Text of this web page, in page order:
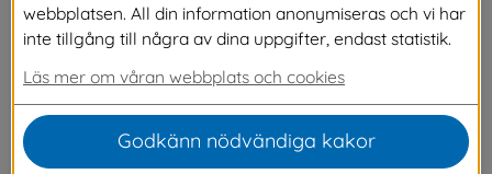
I vissa fall kan det finnas behov av att få tillsyn
före och efter skoldagen samt under skolloven
förlängning av fritidsverksamheten som
vanligtvis upphör vid 12 års ålder. Insatsen är till
webbplatsen. All din information anonymiseras och vi har
inte tillgång till några av dina uppgifter, endast statistik.
Läs mer om våran webbplats och cookies
Godkänn nödvändiga kakor